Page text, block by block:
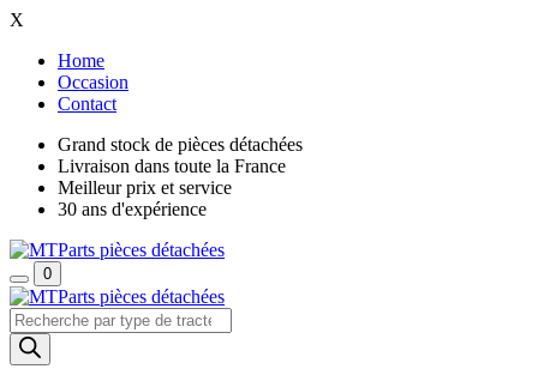
X
Home
Occasion
Contact
Grand stock de pièces détachées
Livraison dans toute la France
Meilleur prix et service
30 ans d'expérience
0
Recherche
de
produits